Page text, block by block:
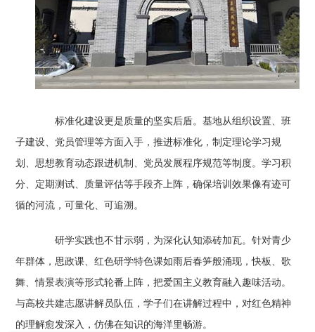
标准化建设更是质量的坚实后盾。基地从组织设置、班
子建设、党员管理等方面入手，推进标准化，制定理论学习规
划、思想教育动态跟进机制、党员发展程序规范等制度。学习积
分、定期测试、质量评估等手段齐上阵，确保培训效果像有迹可
循的河流，可量化、可追溯。
研学实践也不甘示弱，为深化认知添砖加瓦。针对青少
年群体，思政课、红色研学特色课如雨后春笋般涌现，快板、歌
舞、情景表演等形式轮番上阵，把爱国主义教育融入趣味活动。
与高校共建志愿讲解员队伍，学子们在讲解过程中，对红色精神
的理解愈发深入，仿佛在知识的海洋里畅游。